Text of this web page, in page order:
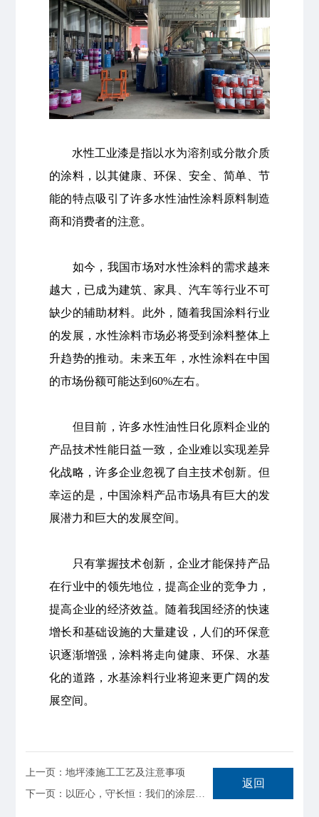
水性工业漆是指以水为溶剂或分散介质
的涂料，以其健康、环保、安全、简单、节
能的特点吸引了许多水性油性涂料原料制造
商和消费者的注意。
如今，我国市场对水性涂料的需求越来
越大，已成为建筑、家具、汽车等行业不可
缺少的辅助材料。此外，随着我国涂料行业
的发展，水性涂料市场必将受到涂料整体上
升趋势的推动。未来五年，水性涂料在中国
的市场份额可能达到60%左右。
但目前，许多水性油性日化原料企业的
产品技术性能日益一致，企业难以实现差异
化战略，许多企业忽视了自主技术创新。但
幸运的是，中国涂料产品市场具有巨大的发
展潜力和巨大的发展空间。
只有掌握技术创新，企业才能保持产品
在行业中的领先地位，提高企业的竞争力，
提高企业的经济效益。随着我国经济的快速
增长和基础设施的大量建设，人们的环保意
识逐渐增强，涂料将走向健康、环保、水基
化的道路，水基涂料行业将迎来更广阔的发
展空间。
上一页：地坪漆施工工艺及注意事项
下一页：以匠心，守长恒：我们的涂层，时代的承诺
返回